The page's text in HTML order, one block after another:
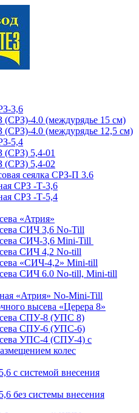
3,6
(СРЗ)-4.0 (междурядье 15 см)
(СРЗ)-4.0 (междурядье 12,5 см)
5,4
(СРЗ) 5,4-01
(СРЗ) 5,4-02
сеялка СРЗ-П 3.6
СРЗ -Т-3,6
СРЗ -Т-5,4
«Атрия»
СИЧ 3,6 No-Till
СИЧ-3,6 Mini-Till
СИЧ 4,2 No-till
«СИЧ-4,2» Mini-till
СИЧ 6.0 No-till, Mini-till
«Атрия» No-Mini-Till
высева «Церера 8»
СПУ-8 (УПС 8)
СПУ-6 (УПС-6)
УПС-4 (СПУ-4) с
колес
с системой внесения
без системы внесения